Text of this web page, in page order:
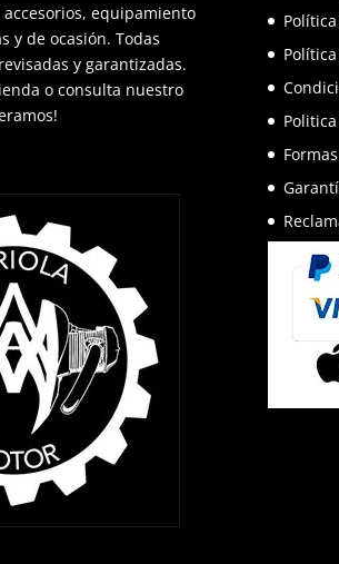
equipamiento
y de ocasión. Todas
y garantizadas.
o consulta nuestro